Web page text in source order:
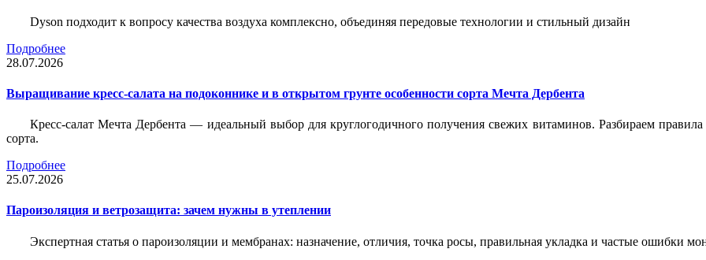
Dyson подходит к вопросу качества воздуха комплексно, объединяя передовые технологии и стильный дизайн
Подробнее
28.07.2026
Выращивание кресс-салата на подоконнике и в открытом грунте особенности сорта Мечта Дербента
Кресс-салат Мечта Дербента — идеальный выбор для круглогодичного получения свежих витаминов. Разбираем
сорта.
Подробнее
25.07.2026
Пароизоляция и ветрозащита: зачем нужны в утеплении
Экспертная статья о пароизоляции и мембранах: назначение, отличия, точка росы, правильная укладка и частые ошибки